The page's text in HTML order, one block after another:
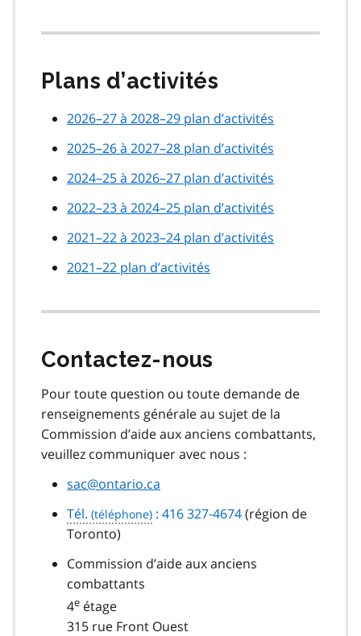
Plans d’activités
2026–27 à 2028–29 plan d’activités
2025–26 à 2027–28 plan d’activités
2024–25 à 2026–27 plan d’activités
2022–23 à 2024–25 plan d’activités
2021–22 à 2023–24 plan d’activités
2021–22 plan d’activités
Contactez-nous
Pour toute question ou toute demande de
renseignements générale au sujet de la
Commission d’aide aux anciens combattants,
veuillez communiquer avec nous :
sac@ontario.ca
Tél.
: 416 327-4674(région de
Toronto)
Commission d’aide aux anciens
combattants
4e étage
315 rue Front Ouest